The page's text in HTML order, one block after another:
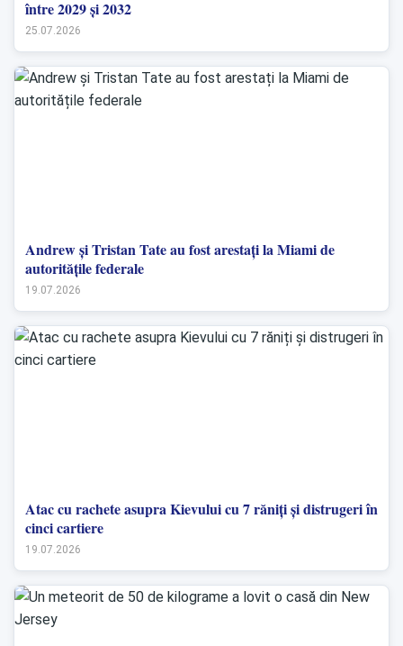
între 2029 și 2032
25.07.2026
Andrew și Tristan Tate au fost arestați la Miami de
autoritățile federale
19.07.2026
Atac cu rachete asupra Kievului cu 7 răniți și distrugeri în
cinci cartiere
19.07.2026